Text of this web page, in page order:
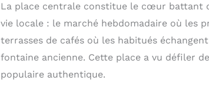
La place centrale constitue le cœur battant
vie locale : le marché hebdomadaire où les
terrasses de cafés où les habitués
fontaine ancienne. Cette place a vu défiler
populaire authentique.